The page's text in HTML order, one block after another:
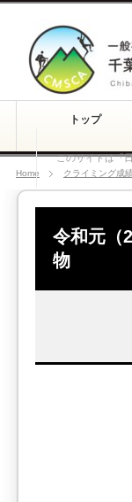
このサイトは『
トップ
Home クライミング成
令和元（
物